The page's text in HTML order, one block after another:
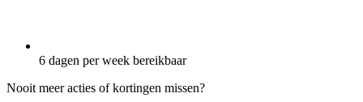
6 dagen per week bereikbaar
Nooit meer acties of kortingen missen?